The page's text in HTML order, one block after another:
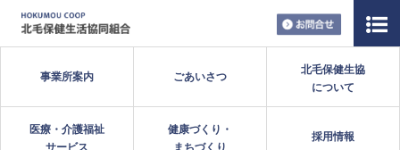
お問い合
事業所案内 ごあいさつ
北毛保健生協
について
医療・介護福祉
サービス
健康づくり・
まちづくり
採用情報